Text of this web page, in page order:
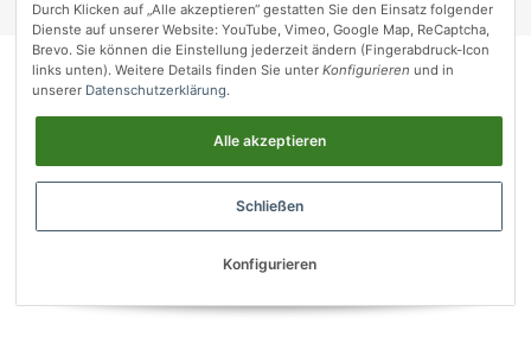
vetmedpro.de
Durch Klicken auf „Alle akzeptieren“ gestatten Sie den Einsatz folgender
Dienste auf unserer Website: YouTube, Vimeo, Google Map, ReCaptcha,
Brevo. Sie können die Einstellung jederzeit ändern (Fingerabdruck-Icon
links unten). Weitere Details finden Sie unter Konfigurieren und in
unserer Datenschutzerklärung.
Alle akzeptieren
Schließen
Konfigurieren